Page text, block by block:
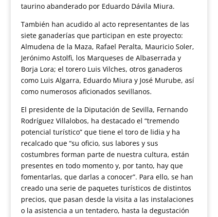
taurino abanderado por Eduardo Dávila Miura.
También han acudido al acto representantes de las
siete ganaderías que participan en este proyecto:
Almudena de la Maza, Rafael Peralta, Mauricio Soler,
Jerónimo Astolfi, los Marqueses de Albaserrada y
Borja Lora; el torero Luis Vilches, otros ganaderos
como Luis Algarra, Eduardo Miura y José Murube, así
como numerosos aficionados sevillanos.
El presidente de la Diputación de Sevilla, Fernando
Rodríguez Villalobos, ha destacado el “tremendo
potencial turístico” que tiene el toro de lidia y ha
recalcado que “su oficio, sus labores y sus
costumbres forman parte de nuestra cultura, están
presentes en todo momento y, por tanto, hay que
fomentarlas, que darlas a conocer”. Para ello, se han
creado una serie de paquetes turísticos de distintos
precios, que pasan desde la visita a las instalaciones
o la asistencia a un tentadero, hasta la degustación